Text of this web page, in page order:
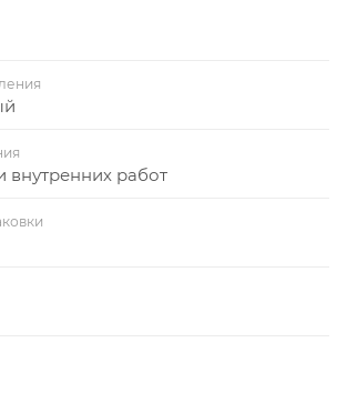
внутренних работ